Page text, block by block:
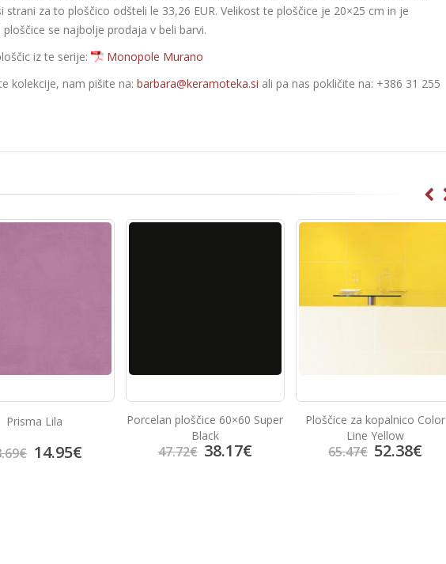
za to ploščico odšteli le 33,26 EUR. Velikost te ploščice je 20×25 cm in je
se najbolje prodaja v beli barvi.
iz te serije:
Monopole Murano
kolekcije, nam pišite na: barbara@keramoteka.si ali pa nas pokličite na: +386 31 255
Prisma Lila
€ 14.95€
Porcelan ploščice 60×60 Super
Black
47.72€ 38.17€
Ploščice za kopalnico Color
Line Yellow
65.47€ 52.38€